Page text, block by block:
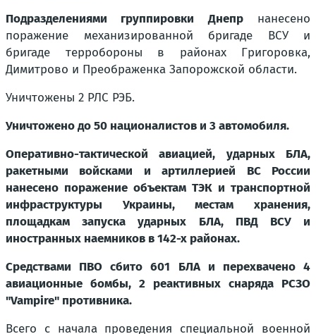
Подразделениями группировки Днепрнанесено
поражение механизированной бригаде ВСУ и
бригаде терробороны в районах Григоровка,
Димитрово и Преображенка Запорожской области.
Уничтожены 2 РЛС РЭБ.
Уничтожено до 50 националистов и 3 автомобиля.
Оперативно-тактической авиацией, ударных БЛА,
ракетными войсками и артиллерией ВС России
нанесено поражение объектам ТЭК и транспортной
инфраструктуры Украины, местам хранения,
площадкам запуска ударных БЛА, ПВД ВСУ и
иностранных наемников в 142-х районах.
Средствами ПВО сбито 601 БЛА и перехвачено 4
авиационные бомбы, 2 реактивных снаряда РСЗО
"Vampire" противника.
Всего с начала проведения специальной военной